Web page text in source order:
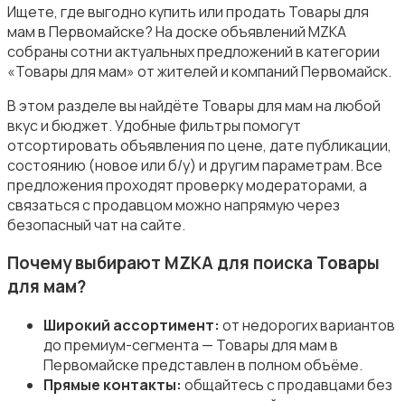
Радио- и видеоняни
Товары для учебы
Ищете, где выгодно купить или продать Товары для
мам в Первомайске? На доске объявлений MZKA
собраны сотни актуальных предложений в категории
«Товары для мам» от жителей и компаний Первомайск.
В этом разделе вы найдёте Товары для мам на любой
вкус и бюджет. Удобные фильтры помогут
отсортировать объявления по цене, дате публикации,
состоянию (новое или б/у) и другим параметрам. Все
предложения проходят проверку модераторами, а
связаться с продавцом можно напрямую через
безопасный чат на сайте.
Почему выбирают MZKA для поиска Товары
для мам?
Широкий ассортимент: от недорогих вариантов
до премиум-сегмента — Товары для мам в
Первомайске представлен в полном объёме.
Прямые контакты: общайтесь с продавцами без